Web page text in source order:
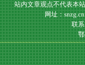
站内文章观点不代表本
网址：
联